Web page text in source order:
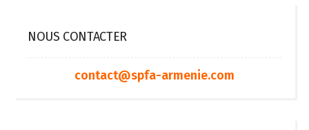
NOUS CONTACTER
contact@spfa-armenie.com